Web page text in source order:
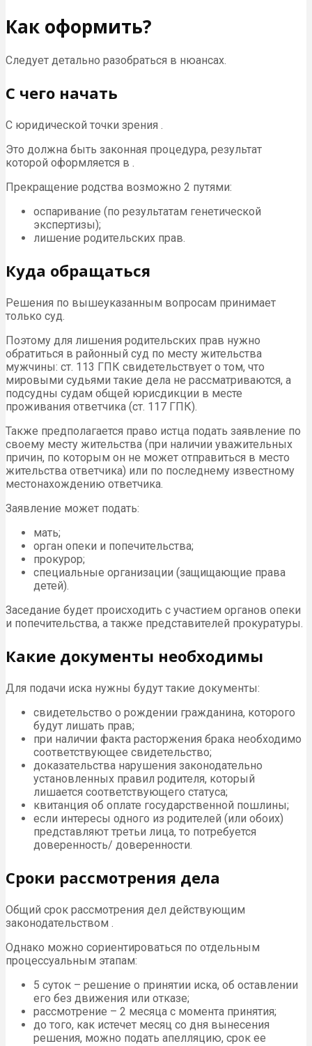
Как оформить?
Следует детально разобраться в нюансах.
С чего начать
С юридической точки зрения .
Это должна быть законная процедура, результат
которой оформляется в .
Прекращение родства возможно 2 путями:
оспаривание (по результатам генетической
экспертизы);
лишение родительских прав.
Куда обращаться
Решения по вышеуказанным вопросам принимает
только суд.
Поэтому для лишения родительских прав нужно
обратиться в районный суд по месту жительства
мужчины: ст. 113 ГПК свидетельствует о том, что
мировыми судьями такие дела не рассматриваются, а
подсудны судам общей юрисдикции в месте
проживания ответчика (ст. 117 ГПК).
Также предполагается право истца подать заявление по
своему месту жительства (при наличии уважительных
причин, по которым он не может отправиться в место
жительства ответчика) или по последнему известному
местонахождению ответчика.
Заявление может подать:
мать;
орган опеки и попечительства;
прокурор;
специальные организации (защищающие права
детей).
Заседание будет происходить с участием органов опеки
и попечительства, а также представителей прокуратуры.
Какие документы необходимы
Для подачи иска нужны будут такие документы:
свидетельство о рождении гражданина, которого
будут лишать прав;
при наличии факта расторжения брака необходимо
соответствующее свидетельство;
доказательства нарушения законодательно
установленных правил родителя, который
лишается соответствующего статуса;
квитанция об оплате государственной пошлины;
если интересы одного из родителей (или обоих)
представляют третьи лица, то потребуется
доверенность/ доверенности.
Сроки рассмотрения дела
Общий срок рассмотрения дел действующим
законодательством .
Однако можно сориентироваться по отдельным
процессуальным этапам:
5 суток – решение о принятии иска, об оставлении
его без движения или отказе;
рассмотрение – 2 месяца с момента принятия;
до того, как истечет месяц со дня вынесения
решения, можно подать апелляцию, срок ее